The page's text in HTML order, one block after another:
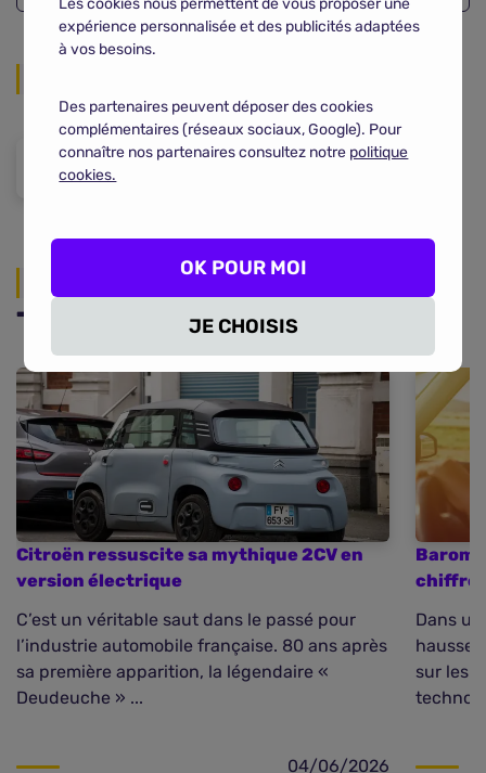
Toutes les actualités auto
Citroën ressuscite sa mythique 2CV en
version électrique
C’est un véritable saut dans le passé pour
l’industrie automobile française. 80 ans après
sa première apparition, la légendaire «
Deudeuche » ...
04/06/2026
chiffres
Dans
hausse
sur les
Les cookies nous permettent de vous proposer une
expérience personnalisée et des publicités adaptées
à vos besoins.
Des partenaires peuvent déposer des cookies
complémentaires (réseaux sociaux, Google). Pour
connaître nos partenaires consultez notre politique
cookies.
JE CHOISIS
OK POUR MOI